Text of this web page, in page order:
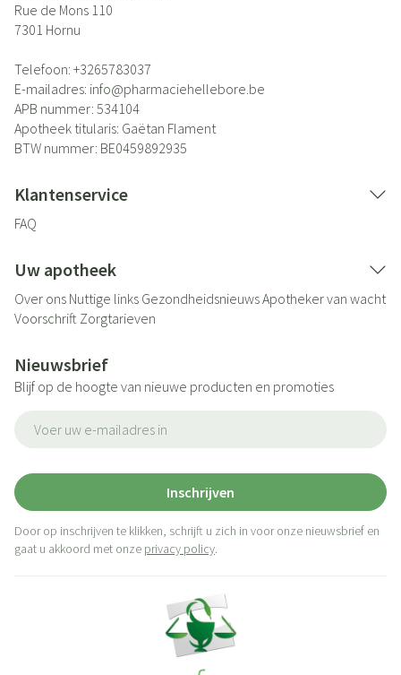
Rue de Mons 110
7301 Hornu
Telefoon: +3265783037
E-mailadres: info@pharmaciehellebore.be
APB nummer: 534104
Apotheek titularis: Gaëtan Flament
BTW nummer: BE0459892935
Klantenservice
FAQ
Uw apotheek
Over ons Nuttige links GezondheidsnieuwsApotheker van wacht
Voorschrift Zorgtarieven
Nieuwsbrief
Blijf op de hoogte van nieuwe producten en promoties
Inschrijven
Door op inschrijven te klikken, schrijft u zich in voor onze nieuwsbrief en
gaat u akkoord met onze privacy policy.